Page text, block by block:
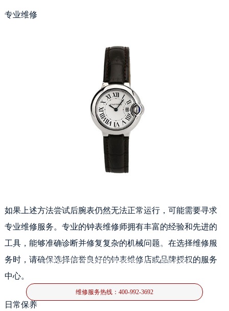
卡地亚腕表久未佩戴出现停走的情况，往往让佩戴者感到困扰。面对这一问题，
正确的处理方法不仅能帮助腕表恢复功能，还能延长其使
维修服务热线： 400-992-3692
专业维修
如果上述方法尝试后腕表仍然无法正常运行，可能需要寻求
专业维修服务。专业的钟表维修师拥有丰富的经验和先进的
工具，能够准确诊断并修复复杂的机械问题。在选择维修服
务时，请确保选择信誉良好的钟表维修店或品牌授权的服务
中心。
日常保养